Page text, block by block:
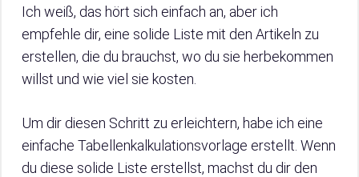
Ich weiß, das hört sich einfach an, aber ich
empfehle dir, eine solide Liste mit den Artikeln zu
erstellen, die du brauchst, wo du sie herbekommen
willst und wie viel sie kosten.
Um dir diesen Schritt zu erleichtern, habe ich eine
einfache Tabellenkalkulationsvorlage erstellt. Wenn
du diese solide Liste erstellst, machst du dir den